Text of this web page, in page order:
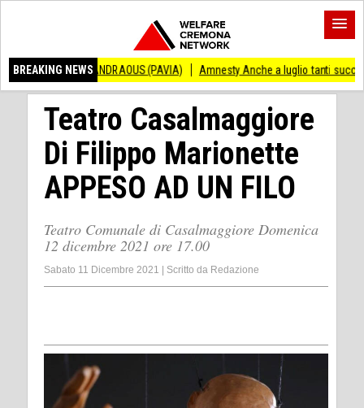
BREAKING NEWS
ANDRAOUS (PAVIA) Amnesty Anche a luglio tanti successi ed ingiustizie
Teatro Casalmaggiore
Di Filippo Marionette
APPESO AD UN FILO
Teatro Comunale di Casalmaggiore Domenica
12 dicembre 2021 ore 17.00
Sabato 11 Dicembre 2021 Scritto da Redazione